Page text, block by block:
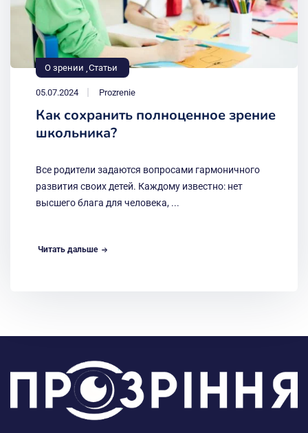
О зрении Статьи
05.07.2024 Prozrenie
Как сохранить полноценное зрение
школьника?
Все родители задаются вопросами гармоничного
развития своих детей. Каждому известно: нет
высшего блага для человека, ...
Читать дальше